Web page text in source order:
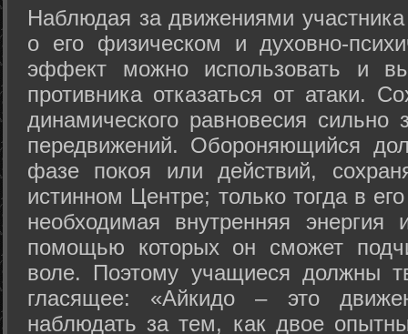
Hаблюдая за движениями
о его физическом и духовно-
эффект можно использовать и
противника отказаться от атаки.
динамического равновесия сильно
передвижений. Обороняющийся
фазе покоя или действий,
истинном Центре; только тогда в
необходимая внутренняя
помощью которых он сможет
воле. Поэтому учащиеся должны
гласящее: «Айкидо – это
наблюдать за тем, как двое